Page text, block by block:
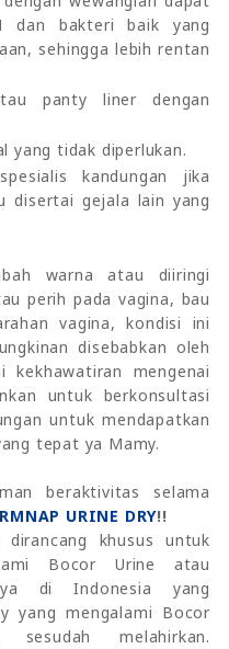
dan bakteri baik yang
sehingga lebih rentan
panty liner dengan
yang tidak diperlukan.
kandungan jika
disertai gejala lain yang
warna atau diiringi
perih pada vagina, bau
vagina, kondisi ini
disebabkan oleh
kekhawatiran mengenai
untuk berkonsultasi
untuk mendapatkan
tepat ya Mamy.
beraktivitas selama
URINE DRY!!
khusus untuk
Bocor Urine atau
di Indonesia yang
yang mengalami Bocor
melahirkan.